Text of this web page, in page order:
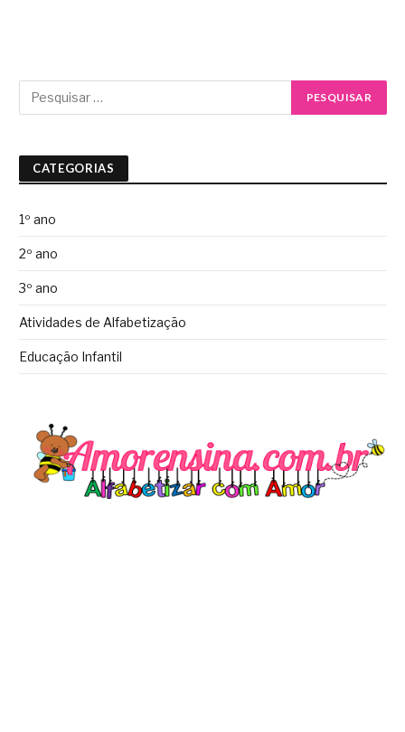
CATEGORIAS
1º ano
2º ano
3º ano
Atividades de Alfabetização
Educação Infantil